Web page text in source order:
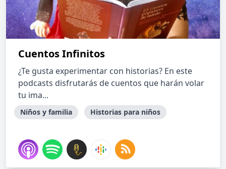
Cuentos Infinitos
¿Te gusta experimentar con historias? En este
podcasts disfrutarás de cuentos que harán volar
tu ima...
Niños y familia Historias para niños